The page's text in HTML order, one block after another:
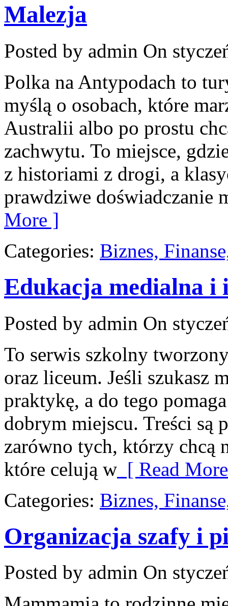
Malezja
Posted by admin On
Polka na Antypodach to
myślą o osobach, które
Australii albo po prostu
zachwytu. To miejsce,
z historiami z drogi, a
prawdziwe doświadczanie
More ]
Categories: Biznes,
Edukacja medialna i
Posted by admin On
To serwis szkolny
oraz liceum. Jeśli szukasz
praktykę, a do tego
dobrym miejscu. Treści są
zarówno tych, którzy chcą
które celują w [ Read
Categories: Biznes,
Organizacja szafy i
Posted by admin On